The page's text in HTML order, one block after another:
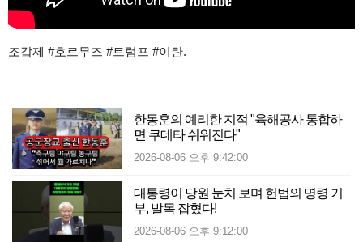
조갑제 #호르무즈 #트럼프 #이란.
한동훈의 예리한 지적 "육해공사 통합하
면 쿠데타 쉬워진다"
2026-08-06 오후 9:42:00
대통령이 당원 눈치 보며 헌법의 명령 거
부, 발목 잡혔다!
2026-08-06 오후 9:12:00